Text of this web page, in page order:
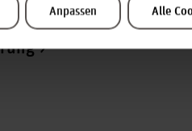
Anpassen Alle